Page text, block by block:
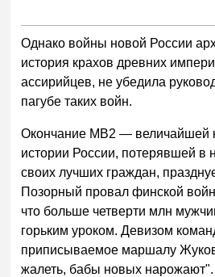
Однако войны новой России
история крахов древних
ассирийцев, не убедила
пагубе таких войн.
Окончание МВ2 — величайшей
истории России, потерявшей в
своих лучших граждан,
Позорный провал финской
что больше четверти млн
горьким уроком. Девизом
приписываемое маршалу
жалеть, бабы новых нарожают".